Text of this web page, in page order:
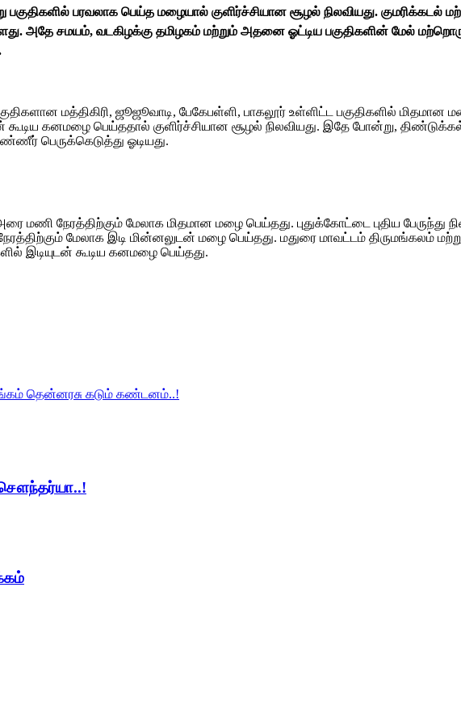
பகுதிகளில் பரவலாக பெய்த மழையால் குளிர்ச்சியான சூழல் நிலவியது.
அதே சமயம், வடகிழக்கு தமிழகம் மற்றும் அதனை ஓட்டிய பகுதிகளின் மேல் மற்றொரு
மத்திகிரி, ஜூஜூவாடி, பேகேபள்ளி, பாகலூர் உள்ளிட்ட பகுதிகளில்
கூடிய கனமழை பெய்ததால் குளிர்ச்சியான சூழல் நிலவியது. இதே போன்று,
பெருக்கெடுத்து ஓடியது.
மணி நேரத்திற்கும் மேலாக மிதமான மழை பெய்தது. புதுக்கோட்டை புதிய பேருந்து
மேலாக இடி மின்னலுடன் மழை பெய்தது. மதுரை மாவட்டம் திருமங்கலம்
இடியுடன் கூடிய கனமழை பெய்தது.
தென்னரசு கடும் கண்டனம்..!
சௌந்தர்யா..!